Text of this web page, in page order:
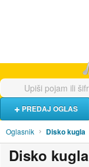
PREDAJ OGLAS
Oglasnik Disko kugla
Disko kugla